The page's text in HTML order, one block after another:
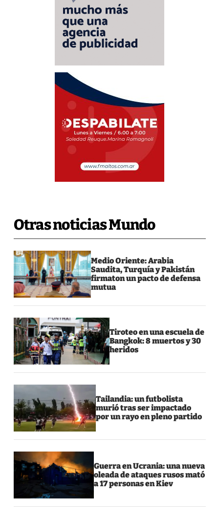
Otras noticias Mundo
Medio Oriente: Arabia
Saudita, Turquía y Pakistán
firmaton un pacto de defensa
mutua
Tiroteo en una escuela de
Bangkok: 8 muertos y 30
heridos
Tailandia: un futbolista
murió tras ser impactado
por un rayo en pleno partido
Guerra en Ucrania: una nueva
oleada de ataques rusos mató
a 17 personas en Kiev